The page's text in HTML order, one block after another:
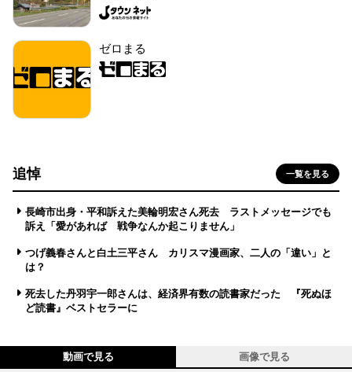
ゼロまる
追悼 一覧を見る
長崎市出身・平和訴えた美輪明宏さん死去 ラストメッセージでも
訴え「愛があれば 戦争なんか起こりません」
つげ義春さんと白土三平さん カリスマ漫画家、二人の「違い」と
は？
死去した丹羽宇一郎さんは、経済界有数の読書家だった 『死ぬほ
ど読書』ベストセラーに
動画で見る 画像で見る